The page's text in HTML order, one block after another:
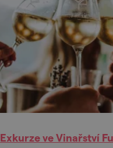
Exkurze ve Vinařství